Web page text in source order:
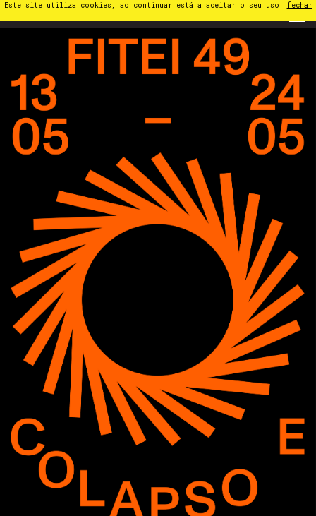
Este site utiliza cookies, ao continuar está a aceitar o seu uso. fechar